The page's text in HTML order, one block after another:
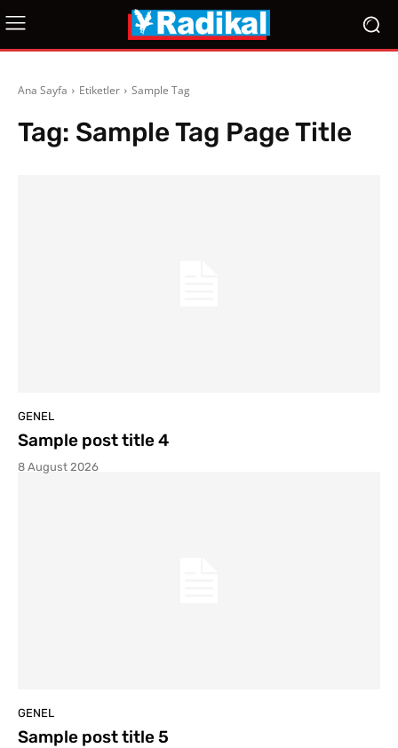
Ana Sayfa Etiketler Sample Tag
Tag: Sample Tag Page Title
GENEL
Sample post title 4
8 August 2026
GENEL
Sample post title 5